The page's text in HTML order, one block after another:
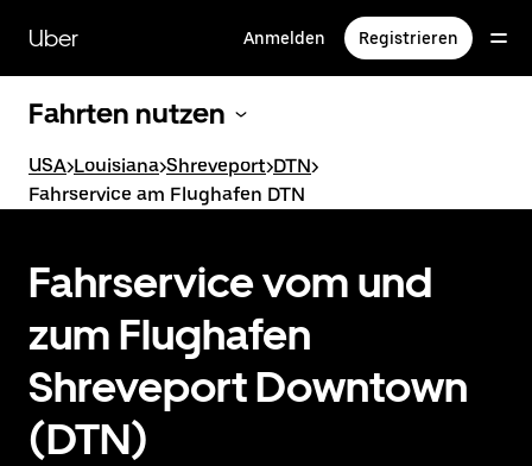
zum
Hauptinhalt
Uber Anmelden Registrieren
Fahrten nutzen
USA>Louisiana>Shreveport>DTN>
Fahrservice am Flughafen DTN
Fahrservice vom und
zum Flughafen
Shreveport Downtown
(DTN)